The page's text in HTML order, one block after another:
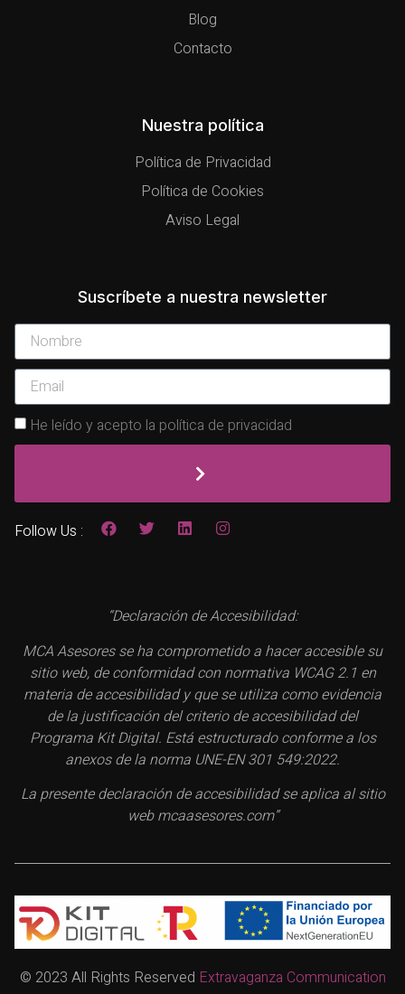
Blog
Contacto
Nuestra política
Política de Privacidad
Política de Cookies
Aviso Legal
Suscríbete a nuestra newsletter
He leído y acepto la política de privacidad
Follow Us :
“Declaración de Accesibilidad:
MCA Asesores se ha comprometido a hacer accesible su
sitio web, de conformidad con normativa WCAG 2.1 en
materia de accesibilidad y que se utiliza como evidencia
de la justificación del criterio de accesibilidad del
Programa Kit Digital. Está estructurado conforme a los
anexos de la norma UNE-EN 301 549:2022.
La presente declaración de accesibilidad se aplica al sitio
web mcaasesores.com”
© 2023 All Rights Reserved Extravaganza Communication